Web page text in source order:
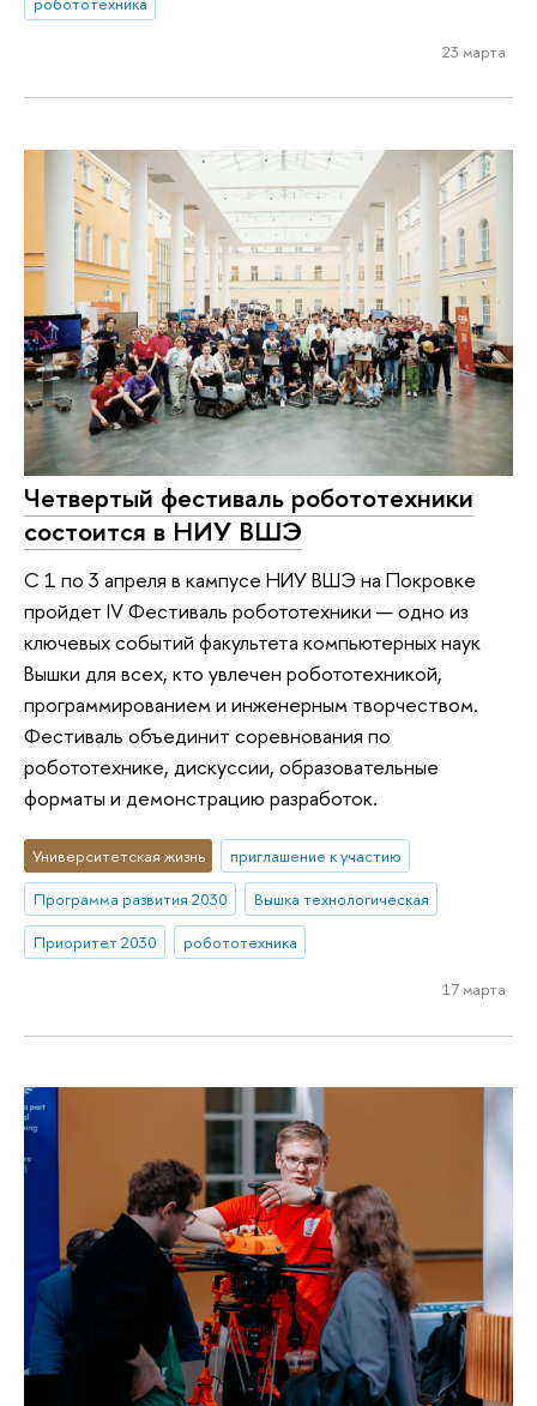
23 марта
Четвертый фестиваль робототехники
состоится в НИУ ВШЭ
С 1 по 3 апреля в кампусе НИУ ВШЭ на Покровке
пройдет IV Фестиваль робототехники — одно из
ключевых событий факультета компьютерных наук
Вышки для всех, кто увлечен робототехникой,
программированием и инженерным творчеством.
Фестиваль объединит соревнования по
робототехнике, дискуссии, образовательные
форматы и демонстрацию разработок.
Университетская жизнь
приглашение к участию
Программа развития 2030
Вышка технологическая
Приоритет 2030
робототехника
17 марта